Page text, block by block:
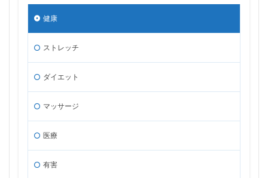
健康
ストレッチ
ダイエット
マッサージ
医療
有害